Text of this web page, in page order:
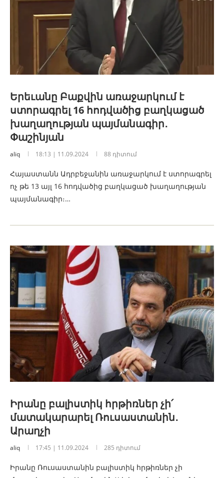
Երեւանը Բաքվին առաջարկում է
ստորագրել 16 հոդվածից բաղկացած
խաղաղության պայմանագիր․
Փաշինյան
aliq 18:13 | 11.09.2024 88 դիտում
Հայաստանն Ադրբեջանին առաջարկում է ստորագրել
ոչ թե 13 այլ 16 հոդվածից բաղկացած խաղաղության
պայմանագիր։…
Իրանը բալիստիկ հրթիռներ չի՛
մատակարարել Ռուսաստանին․
Արաղչի
aliq 17:45 | 11.09.2024 285 դիտում
Իրանը Ռուսաստանին բալիստիկ հրթիռներ չի